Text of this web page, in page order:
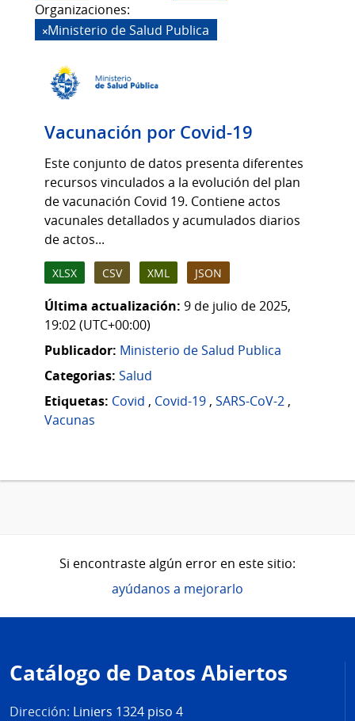
Organizaciones:
Ministerio de Salud Publica
Vacunación por Covid-19
Este conjunto de datos presenta diferentes
recursos vinculados a la evolución del plan
de vacunación Covid 19. Contiene actos
vacunales detallados y acumulados diarios
de actos...
XLSX CSV XML JSON
Última actualización: 9 de julio de 2025,
19:02 (UTC+00:00)
Publicador: Ministerio de Salud Publica
Categorias: Salud
Etiquetas: Covid , Covid-19 , SARS-CoV-2 ,
Vacunas
Si encontraste algún error en este sitio:
ayúdanos a mejorarlo
de
página
Catálogo de Datos Abiertos
Dirección: Liniers 1324 piso 4